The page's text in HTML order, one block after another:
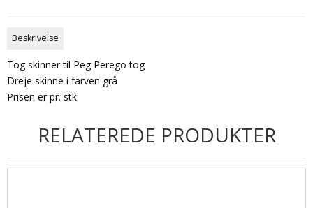
Beskrivelse
Tog skinner til Peg Perego tog
Dreje skinne i farven grå
Prisen er pr. stk.
RELATEREDE PRODUKTER